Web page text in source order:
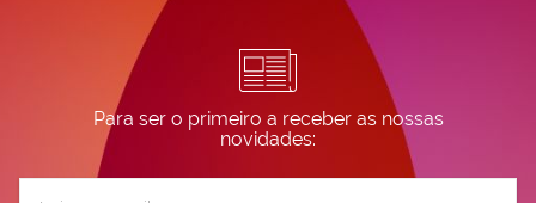
Para ser o primeiro a receber as nossas
novidades: